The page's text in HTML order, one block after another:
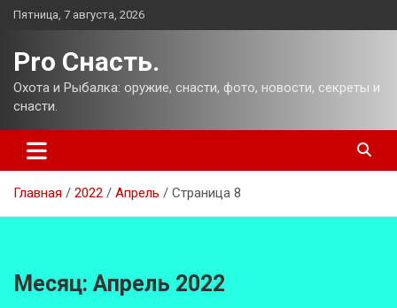
Перейти
Пятница, 7 августа, 2026
Pro Снасть.
Охота и Рыбалка: оружие, снасти, фото, новости, секреты и
снасти.
Главная 2022 Апрель Страница 8
Месяц: Апрель 2022